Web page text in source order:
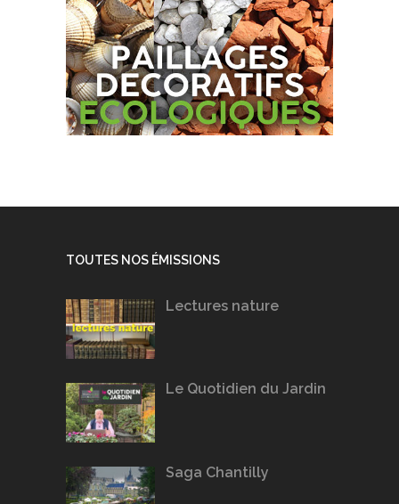
TOUTES NOS ÉMISSIONS
Lectures nature
Le Quotidien du Jardin
Saga Chantilly